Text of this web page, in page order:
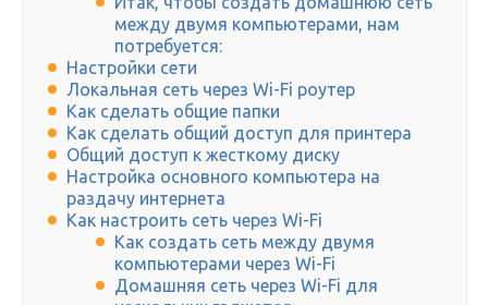
между двумя компьютерами, нам
потребуется:
Настройки сети
Локальная сеть через Wi-Fi роутер
Как сделать общие папки
Как сделать общий доступ для принтера
Общий доступ к жесткому диску
Настройка основного компьютера на
раздачу интернета
Как настроить сеть через Wi-Fi
Как создать сеть между двумя
компьютерами через Wi-Fi
Домашняя сеть через Wi-Fi для